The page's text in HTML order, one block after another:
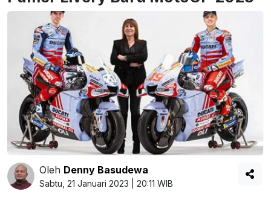
Oleh Denny Basudewa
Sabtu, 21 Januari 2023 | 20:11 WIB